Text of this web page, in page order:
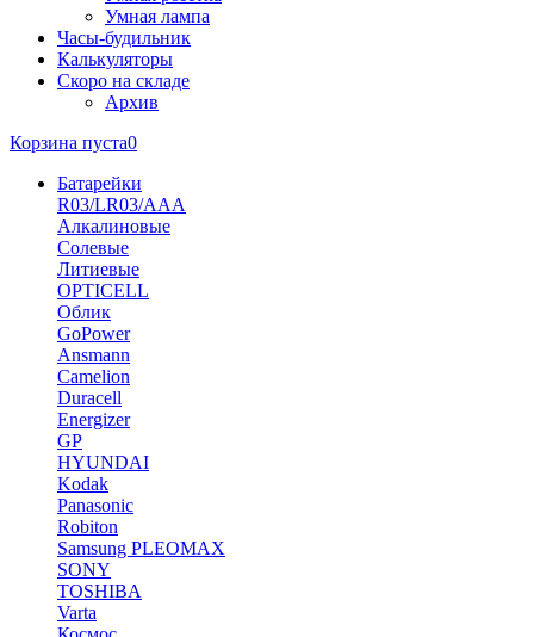
Умная лампа
Часы-будильник
Калькуляторы
Скоро на складе
Архив
Корзина пуста0
Батарейки
R03/LR03/AAA
Алкалиновые
Солевые
Литиевые
OPTICELL
Облик
GoPower
Ansmann
Camelion
Duracell
Energizer
GP
HYUNDAI
Kodak
Panasonic
Robiton
Samsung PLEOMAX
SONY
TOSHIBA
Varta